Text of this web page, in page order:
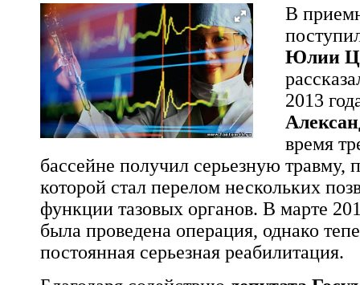
В
Юлии
2013
время
бассейне получил серьезную травму,
которой стал перелом нескольких
функции тазовых органов. В марте
была проведена операция, однако
постоянная серьезная реабилитация.